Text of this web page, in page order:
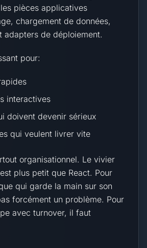
pièces applicatives
chargement de données,
adapters de déploiement.
pour:
interactives
doivent devenir sérieux
qui veulent livrer vite
organisationnel. Le vivier
plus petit que React. Pour
qui garde la main sur son
forcément un problème. Pour
avec turnover, il faut